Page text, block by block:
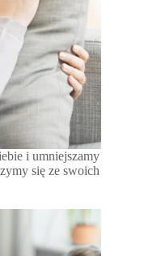
i umniejszamy
się ze swoich